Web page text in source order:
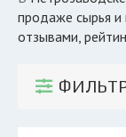
Компании
КОМПАНИЯМ
продаже сырья и
отзывами,